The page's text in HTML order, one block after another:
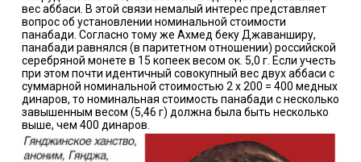
вес аббаси. В этой связи немалый интерес представляет
вопрос об установлении номинальной стоимости
панабади. Согласно тому же Ахмед беку Джаванширу,
панабади равнялся (в паритетном отношении) российской
серебряной монете в 15 копеек весом ок. 5,0 г. Если учесть
при этом почти идентичный совокупный вес двух аббаси с
суммарной номинальной стоимостью 2 х 200 = 400 медных
динаров, то номинальная стоимость панабади с несколько
завышенным весом (5,46 г) должна была быть несколько
выше, чем 400 динаров.